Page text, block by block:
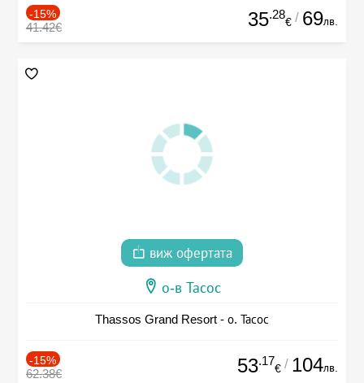
-15%
41.42€ 35.28
€ / 69лв.
виж офертата
о-в Тасос
Thassos Grand Resort - о. Тасос
-15%
62.38€ 53.17
€ / 104лв.